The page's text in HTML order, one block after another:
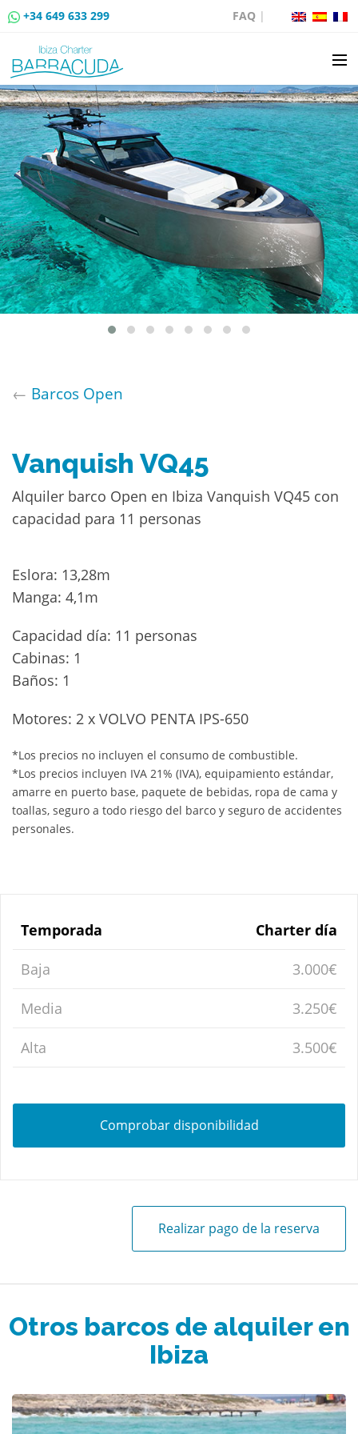
+34 649 633 299 FAQ|
ALQUILER DE BARCOS
VENTA DE BARCOS
ALQUILER DE AMARRES
RUTAS EN BARCO
EVENTOS
BLOG
← Barcos Open
Vanquish VQ45
Alquiler barco Open en Ibiza Vanquish VQ45 con
capacidad para 11 personas
Eslora: 13,28m
Manga: 4,1m
Capacidad día: 11 personas
Cabinas: 1
Baños: 1
Motores: 2 x VOLVO PENTA IPS-650
*Los precios no incluyen el consumo de combustible.
*Los precios incluyen IVA 21% (IVA), equipamiento estándar,
amarre en puerto base, paquete de bebidas, ropa de cama y
toallas, seguro a todo riesgo del barco y seguro de accidentes
personales.
Temporada Charter día
Baja 3.000€
Media 3.250€
Alta 3.500€
Comprobar disponibilidad
Realizar pago de la reserva
Otros barcos de alquiler en
Ibiza